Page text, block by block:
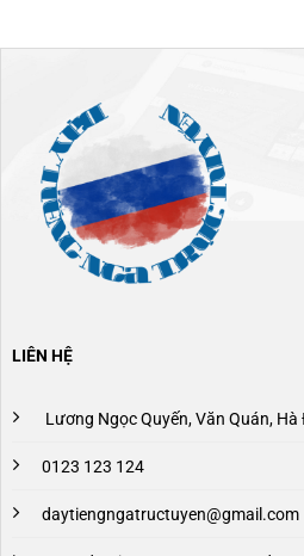
LIÊN HỆ
Lương Ngọc Quyến, Văn Quán, Hà
0123 123 124
daytiengngatructuyen@gmail.com